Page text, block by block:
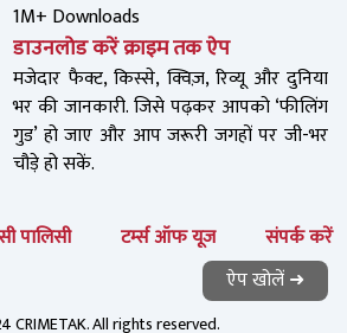
1M+ Downloads
डाउनलोड करें क्राइम तक ऐप
मजेदार फैक्ट, किस्से, क्विज़, रिव्यू और दुनिया
भर की जानकारी. जिसे पढ़कर आपको ‘फीलिंग
गुड’ हो जाए और आप जरूरी जगहों पर जी-भर
चौड़े हो सकें.
पालिसी टर्म्स ऑफ यूज संपर्क करें
CRIMETAK. All rights reserved.
ऐप खोलें ➜